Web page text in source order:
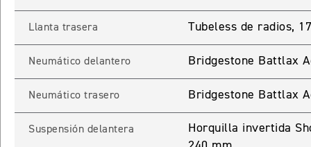
ROCKET 3 STORM R
ROCKET 3 STORM GT
Precio desde $28.590.000
Llanta trasera Tubeless de radios,
Neumático delantero Bridgestone Battlax
Neumático trasero Bridgestone Battlax
Suspensión delantera
Horquilla invertida